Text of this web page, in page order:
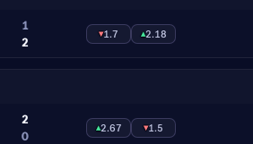
1
2
▾1.7 ▴2.18
2
0
▴2.67 ▾1.5